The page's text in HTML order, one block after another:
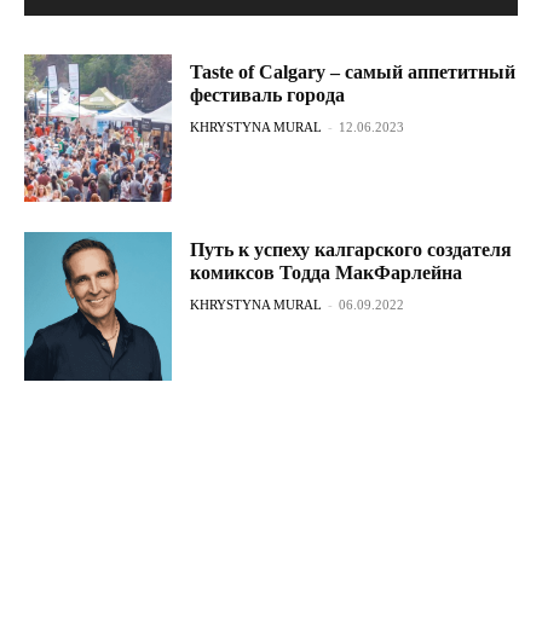
Taste of Calgary – самый аппетитный
фестиваль города
KHRYSTYNA MURAL - 12.06.2023
Путь к успеху калгарского создателя
комиксов Тодда МакФарлейна
KHRYSTYNA MURAL - 06.09.2022